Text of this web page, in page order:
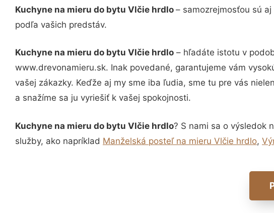
Kuchyne na mieru do bytu Vlčie hrdlo – samozrejmosťou sú
podľa vašich predstáv.
Kuchyne na mieru do bytu Vlčie hrdlo – hľadáte istotu v
www.drevonamieru.sk. Inak povedané, garantujeme vám
vašej zákazky. Keďže aj my sme iba ľudia, sme tu pre vás
a snažíme sa ju vyriešiť k vašej spokojnosti.
Kuchyne na mieru do bytu Vlčie hrdlo? S nami sa o výsledok
služby, ako napríklad Manželská posteľ na mieru Vlčie hrdlo,